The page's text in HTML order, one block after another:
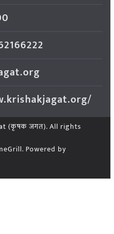
(कृषक जगत). All rights
Powered by